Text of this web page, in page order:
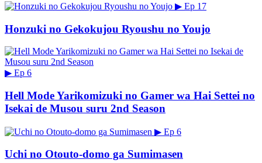
▶ Ep 17
Honzuki no Gekokujou Ryoushu no Youjo
▶ Ep 6
Hell Mode Yarikomizuki no Gamer wa Hai Settei no
Isekai de Musou suru 2nd Season
▶ Ep 6
Uchi no Otouto-domo ga Sumimasen